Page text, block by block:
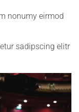
nonumy eirmod
sadipscing elitr